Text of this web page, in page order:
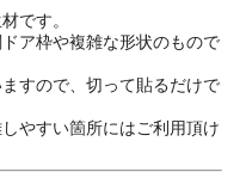
です。
ア枠や複雑な形状のもので
すので、切って貼るだけで
やすい箇所にはご利用頂け